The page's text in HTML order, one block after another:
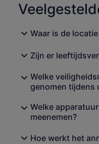
Waar is de
Zijn er
Welke
genomen tijdens
Welke
meenemen?
Hoe werkt het